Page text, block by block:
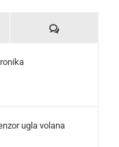
Komentari
ugla volana